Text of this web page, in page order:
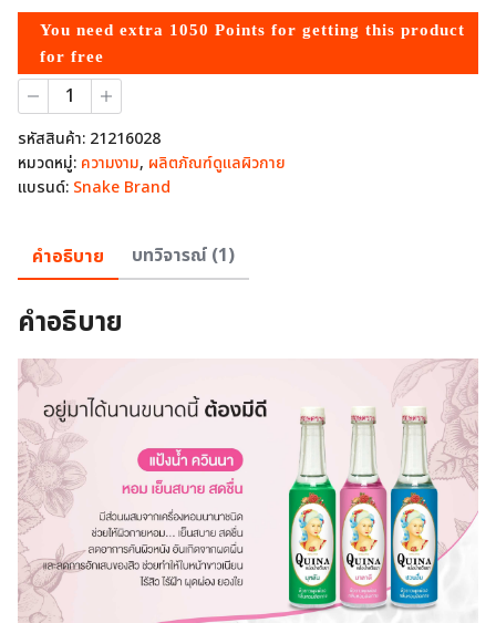
You need extra 1050 Points for getting this product
for free
จำนวน
แป้ง
น้ำ
ตรา
งู
ค
(Quina)
กลิ่น
ชื่น
ทา
ผิว
กาย
สูตร
เย็น
สบาย
คลาย
ร้อน
6
ขวด
ชิ้น
รหัสสินค้า: 21216028
หมวดหมู่: ความงาม, ผลิตภัณฑ์ดูแลผิวกาย
แบรนด์: Snake Brand
คำอธิบาย บทวิจารณ์ (1)
คำอธิบาย